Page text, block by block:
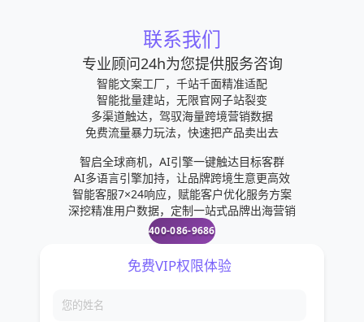
联系我们
专业顾问24h为您提供服务咨询
智能文案工厂，千站千面精准适配
智能批量建站，无限官网子站裂变
多渠道触达，驾驭海量跨境营销数据
免费流量暴力玩法，快速把产品卖出去
智启全球商机，AI引擎一键触达目标客群
AI多语言引擎加持，让品牌跨境生意更高效
智能客服7×24响应，赋能客户优化服务方案
深挖精准用户数据，定制一站式品牌出海营销
400-086-9686